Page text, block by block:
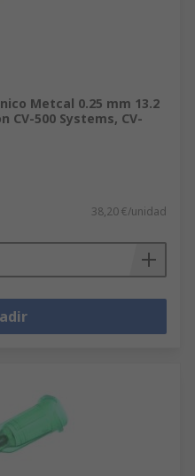
Metcal 0.25 mm 13.2
CV-500 Systems, CV-
38,20 €/unidad